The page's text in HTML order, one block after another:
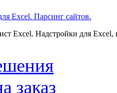
Excel. Парсинг сайтов.
Excel. Надстройки для Excel,
заказ